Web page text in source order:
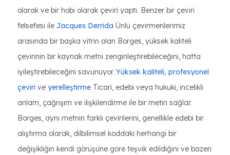
olarak ve bir hobi olarak çeviri yaptı. Benzer bir çeviri
felsefesi ile Jacques Derrida Ünlü çevirmenlerimiz
arasında bir başka vitrin olan Borges, yüksek kaliteli
çevirinin bir kaynak metni zenginleştirebileceğini, hatta
iyileştirebileceğini savunuyor. Yüksek kaliteli, profesyonel
çeviri ve yerelleştirme Ticari, edebi veya hukuki, incelikli
anlam, çağrışım ve ilişkilendirme ile bir metin sağlar.
Borges, aynı metnin farklı çevirilerini, genellikle edebi bir
alıştırma olarak, dilbilimsel koddaki herhangi bir
değişikliğin kendi görüşüne göre teşvik edildiğini ve bazen